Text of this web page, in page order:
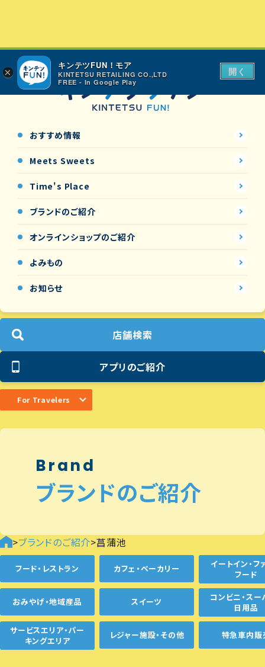
おすすめ情報
Meets Sweets
Time's Place
ブランドのご紹介
オンラインショップのご紹介
よみもの
お知らせ
店舗検索
アプリのご紹介
For Travelers
Brand
ブランドのご紹介
>ブランドのご紹介>菖蒲池
フード・レストラン カフェ・ベーカリー
イートイン・フ
フード
おみやげ・地域産品 スイーツ
コンビニ・スー
日用品
サービスエリア・パー
キングエリア
レジャー施設・その他 特急車内販
×
キンテツFUN！モア
KINTETSU RETAILING CO.,LTD
FREE - In Google Play
開く